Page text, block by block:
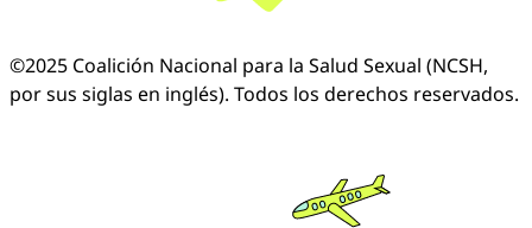
©2025 Coalición Nacional para la Salud Sexual (NCSH,
por sus siglas en inglés). Todos los derechos reservados.